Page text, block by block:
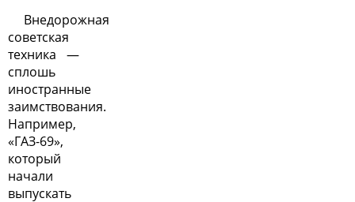
Внедорожная
советская
техника —
сплошь
иностранные
заимствования.
Например,
«ГАЗ-69»,
который
начали
выпускать